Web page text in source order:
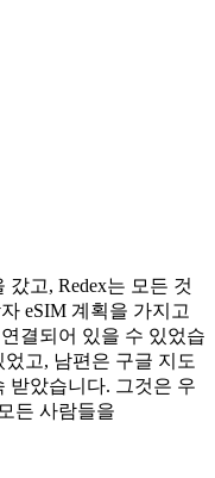
고, Redex는 모든 것
eSIM 계획을 가지고
결되어 있을 수 있었습
고, 남편은 구글 지도
받았습니다. 그것은 우
든 사람들을